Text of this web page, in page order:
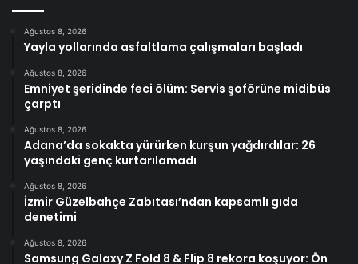
Ağustos 8, 2026
Yayla yollarında asfaltlama çalışmaları başladı
Ağustos 8, 2026
Emniyet şeridinde feci ölüm: Servis şoförüne midibüs
çarptı
Ağustos 8, 2026
Adana’da sokakta yürürken kurşun yağdırdılar: 26
yaşındaki genç kurtarılamadı
Ağustos 8, 2026
İzmir Güzelbahçe Zabıtası’ndan kapsamlı gıda
denetimi
Ağustos 8, 2026
Samsung Galaxy Z Fold 8 & Flip 8 rekora koşuyor: Ön